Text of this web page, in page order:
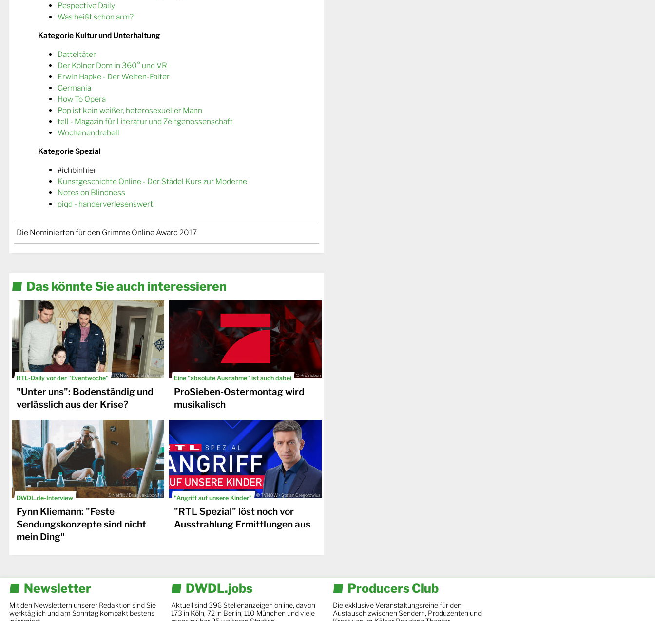
Pespective Daily
Was heißt schon arm?
Kategorie Kultur und Unterhaltung
Datteltäter
Der Kölner Dom in 360° und VR
Erwin Hapke - Der Welten-Falter
Germania
How To Opera
Pop ist kein weißer, heterosexueller Mann
tell - Magazin für Literatur und Zeitgenossenschaft
Wochenendrebell
Kategorie Spezial
#ichbinhier
Kunstgeschichte Online - Der Städel Kurs zur Moderne
Notes on Blindness
piqd - handerverlesenswert.
Die Nominierten für den Grimme Online Award 2017
Das könnte Sie auch interessieren
RTL-Daily vor der "Eventwoche" © TV Now / Stefan Behrens
"Unter uns": Bodenständig und
verlässlich aus der Krise?
Eine "absolute Ausnahme" ist auch dabei © ProSieben
ProSieben-Ostermontag wird
musikalisch
DWDL.de-Interview © Netflix / Brian Jakubowski
Fynn Kliemann: "Feste
Sendungskonzepte sind nicht
mein Ding"
"Angriff auf unsere Kinder" © TVNOW / Stefan Gregorowius
"RTL Spezial" löst noch vor
Ausstrahlung Ermittlungen aus
Newsletter
Mit den Newslettern unserer Redaktion sind Sie
werktäglich und am Sonntag kompakt bestens
DWDL.jobs
Aktuell sind 396 Stellenanzeigen online, davon
173 in Köln, 72 in Berlin, 110 München und viele
Producers Club
Die exklusive Veranstaltungsreihe für den
Austausch zwischen Sendern, Produzenten und